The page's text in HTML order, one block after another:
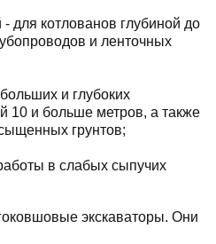
для котлованов глубиной до
и ленточных
и глубоких
10 и больше метров, а также
грунтов;
в слабых сыпучих
экскаваторы. Они